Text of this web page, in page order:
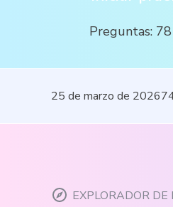
Preguntas: 78
25 de marzo de 2026
EXPLORADOR DE